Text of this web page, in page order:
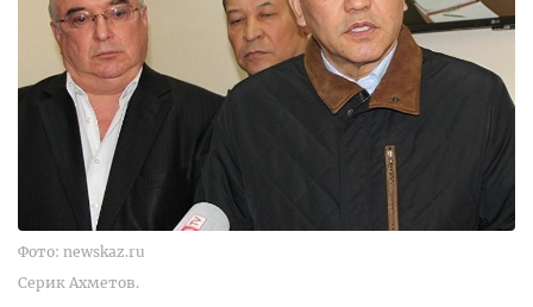
Фото: newskaz.ru
Серик Ахметов.